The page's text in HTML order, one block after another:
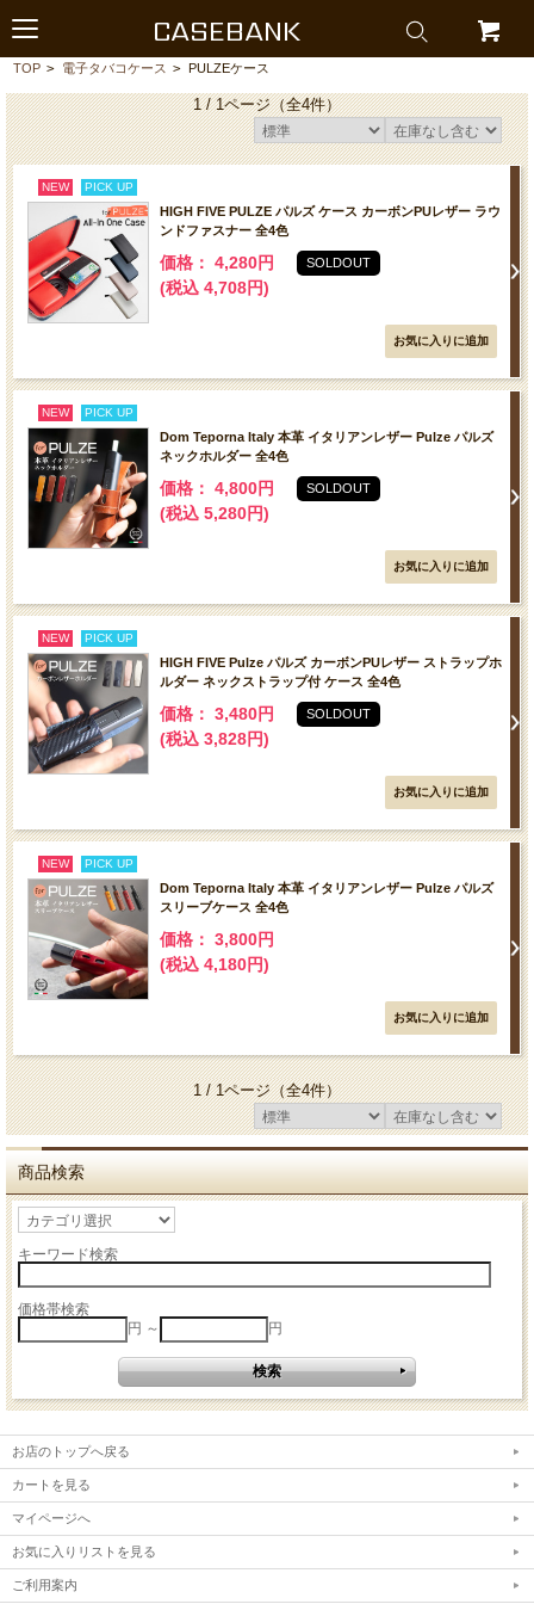
CASEBANK
TOP > 電子タバコケース > PULZEケース
1 / 1ページ（全4件）
NEW PICK UP
HIGH FIVE PULZE パルズ ケース カーボンPUレザー ラウ
ンドファスナー 全4色
価格： 4,280円
(税込 4,708円)
SOLDOUT
NEW PICK UP
Dom Teporna Italy 本革 イタリアンレザー Pulze パルズ
ネックホルダー 全4色
価格： 4,800円
(税込 5,280円)
SOLDOUT
NEW PICK UP
HIGH FIVE Pulze パルズ カーボンPUレザー ストラップホ
ルダー ネックストラップ付 ケース 全4色
価格： 3,480円
(税込 3,828円)
SOLDOUT
NEW PICK UP
Dom Teporna Italy 本革 イタリアンレザー Pulze パルズ
スリーブケース 全4色
価格： 3,800円
(税込 4,180円)
1 / 1ページ（全4件）
商品検索
キーワード検索
価格帯検索
円 ～
円
お店のトップへ戻る
カートを見る
マイページへ
お気に入りリストを見る
ご利用案内